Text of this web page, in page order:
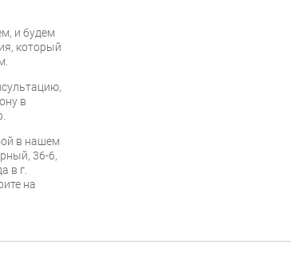
и будем
который
в
в нашем
36-6,
в г.
на